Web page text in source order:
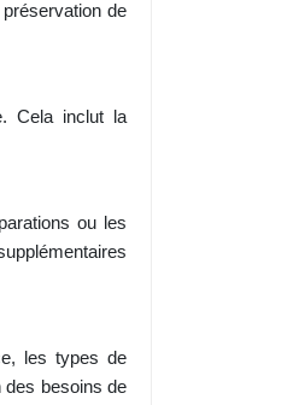
de
Cela inclut la
ou les
les types de
des besoins de